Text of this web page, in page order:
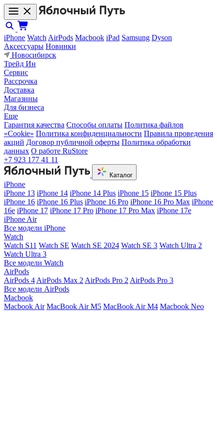
iPhone Watch AirPods Macbook iPad Samsung Dyson
Аксессуары Новинки
Новосибирск
Трейд Ин
Сервис
Рассрочка
Доставка
Магазины
Для бизнеса
Еще
Гарантия качества Способы оплаты Политика файлов
«Cookie» Политика конфиденциальности Правила проведения
акций Договор публичной оферты Политика обработки
данных О работе RuStore
+7 923 177 41 11
Каталог
iPhone
iPhone 13 iPhone 14 iPhone 14 Plus iPhone 15 iPhone 15 Plus
iPhone 16 iPhone 16 Plus iPhone 16 Pro iPhone 16 Pro Max iPhone
16e iPhone 17 iPhone 17 Pro iPhone 17 Pro Max iPhone 17e
iPhone Air
Все модели iPhone
Watch
Watch S11 Watch SE Watch SE 2024 Watch SE 3 Watch Ultra 2
Watch Ultra 3
Все модели Watch
AirPods
AirPods 4 AirPods Max 2 AirPods Pro 2 AirPods Pro 3
Все модели AirPods
Macbook
Macbook Air MacBook Air M5 MacBook Air М4 Macbook Neo